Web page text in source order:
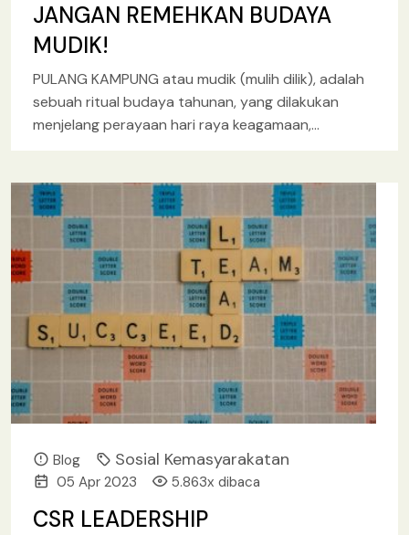
JANGAN REMEHKAN BUDAYA
MUDIK!
PULANG KAMPUNG atau mudik (mulih dilik), adalah
sebuah ritual budaya tahunan, yang dilakukan
menjelang perayaan hari raya keagamaan,
Blog Sosial Kemasyarakatan
05 Apr 2023 5.863x dibaca
CSR LEADERSHIP